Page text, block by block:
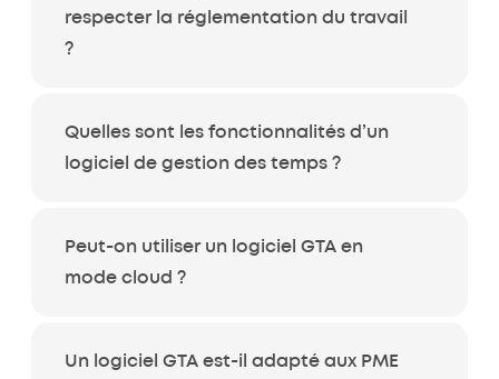
respecter la réglementation du travail
?
Quelles sont les fonctionnalités d’un
logiciel de gestion des temps ?
Peut-on utiliser un logiciel GTA en
mode cloud ?
Un logiciel GTA est-il adapté aux PME